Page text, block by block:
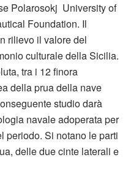
Polarosokj University of
Foundation. Il
rilievo il valore del
culturale della Sicilia.
tra i 12 finora
della prua della nave
studio darà
navale adoperata per
periodo. Si notano le parti
delle due cinte laterali e